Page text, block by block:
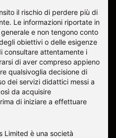
il rischio di perdere più di
Le informazioni riportate in
e non tengono conto
obiettivi o delle esigenze
consultare attentamente i
di aver compreso appieno
qualsivoglia decisione di
dei servizi didattici messi a
da acquisire
di iniziare a effettuare
Limited è una società